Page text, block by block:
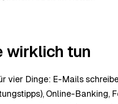
wirklich tun
vier Dinge: E-Mails
Online-Banking,